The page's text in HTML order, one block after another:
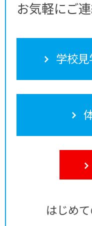
お気軽にご
学校
はじめ